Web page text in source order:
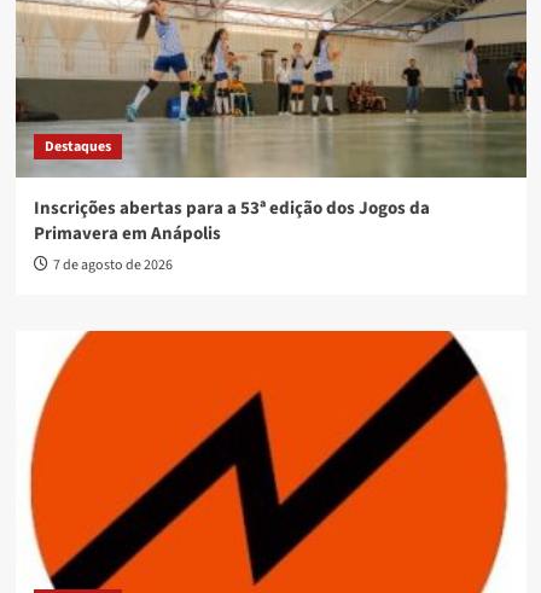
Destaques
Inscrições abertas para a 53ª edição dos Jogos da
Primavera em Anápolis
7 de agosto de 2026